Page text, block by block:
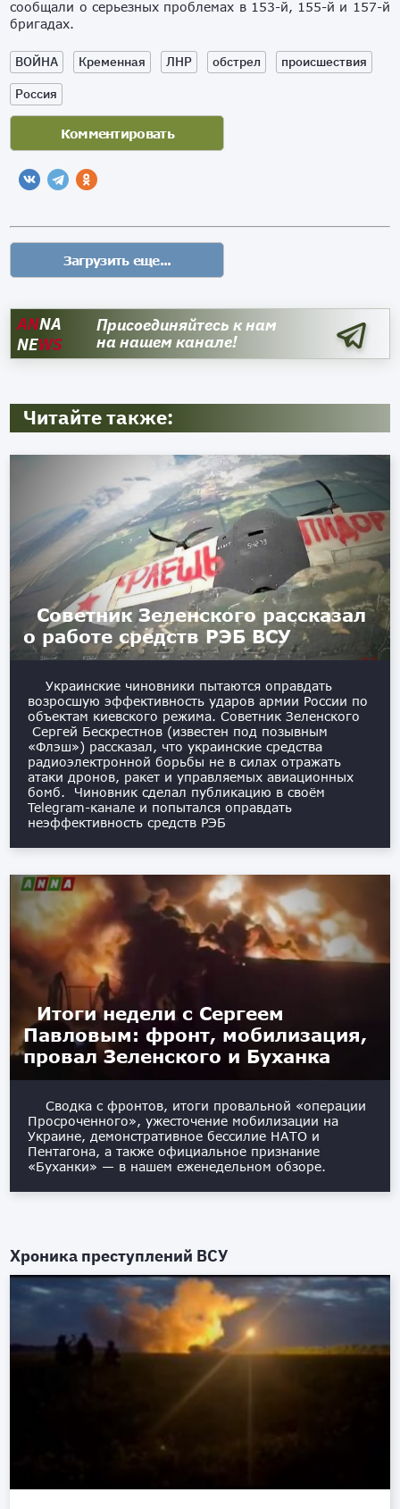
сообщали о серьезных проблемах в 153-й, 155-й и 157-й
бригадах.
ВОЙНА Кременная ЛНР обстрел
происшествия
Россия
ANNA
NEWS
Присоединяйтесь к нам
на нашем канале!
Читайте также:
Советник Зеленского рассказал
о работе средств РЭБ ВСУ
Украинские чиновники пытаются оправдать
возросшую эффективность ударов армии России по
объектам киевского режима. Советник Зеленского
Сергей Бескрестнов (известен под позывным
«Флэш») рассказал, что украинские средства
радиоэлектронной борьбы не в силах отражать
атаки дронов, ракет и управляемых авиационных
бомб. Чиновник сделал публикацию в своём
Telegram-канале и попытался оправдать
неэффективность средств РЭБ
Итоги недели с Сергеем
Павловым: фронт, мобилизация,
провал Зеленского и Буханка
Сводка с фронтов, итоги провальной «операции
Просроченного», ужесточение мобилизации на
Украине, демонстративное бессилие НАТО и
Пентагона, а также официальное признание
«Буханки» — в нашем еженедельном обзоре.
Хроника преступлений ВСУ